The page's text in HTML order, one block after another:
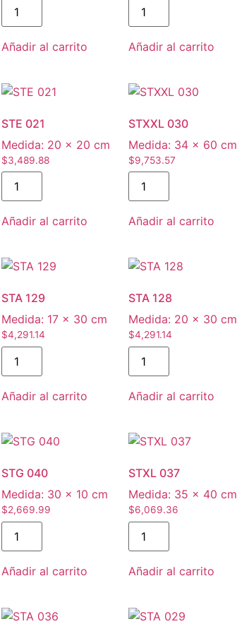
Añadir al carrito Añadir al carrito
STE 021
Medida: 20 × 20 cm
$3,489.88
Añadir al carrito
STXXL 030
Medida: 34 × 60 cm
$9,753.57
Añadir al carrito
STA 129
Medida: 17 × 30 cm
$4,291.14
Añadir al carrito
STA 128
Medida: 20 × 30 cm
$4,291.14
Añadir al carrito
STG 040
Medida: 30 × 10 cm
$2,669.99
Añadir al carrito
STXL 037
Medida: 35 × 40 cm
$6,069.36
Añadir al carrito